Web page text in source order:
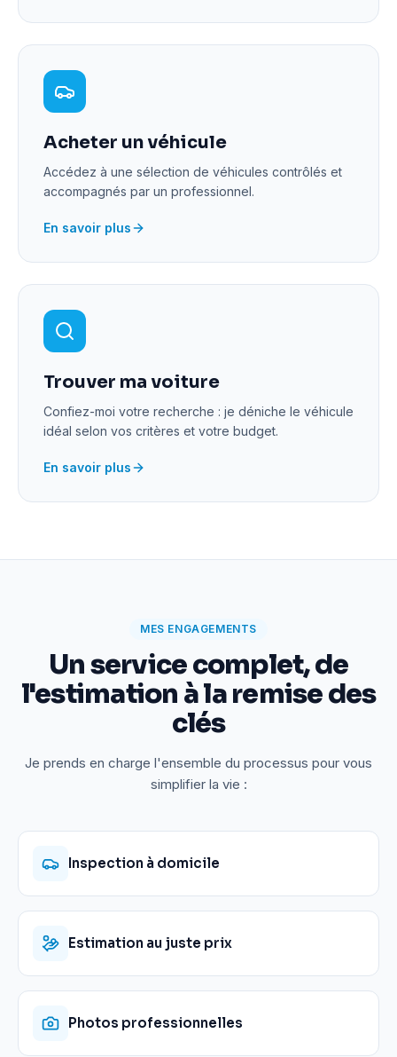
Acheter un véhicule
Accédez à une sélection de véhicules contrôlés et
accompagnés par un professionnel.
En savoir plus
Trouver ma voiture
Confiez-moi votre recherche : je déniche le véhicule
idéal selon vos critères et votre budget.
En savoir plus
MES ENGAGEMENTS
Un service complet, de
l'estimation à la remise des
clés
Je prends en charge l'ensemble du processus pour vous
simplifier la vie :
Inspection à domicile
Estimation au juste prix
Photos professionnelles